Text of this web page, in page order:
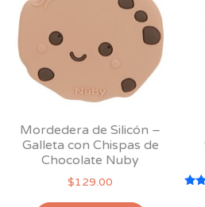
Mordedera de Silicón –
Galleta con Chispas de
Chocolate Nuby
$129.00